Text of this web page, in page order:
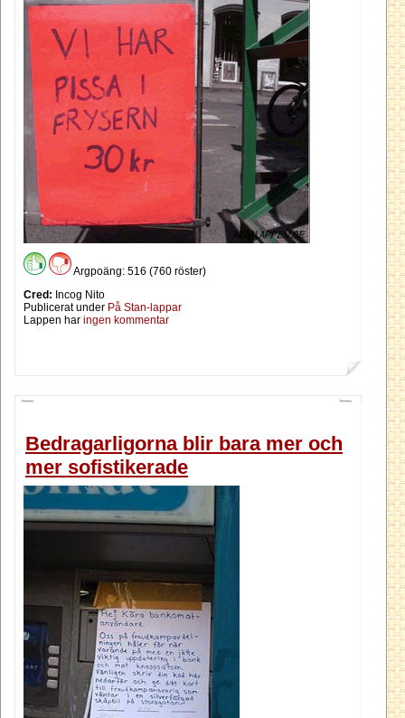
Argpoäng: 516 (760 röster)
Cred: Incog Nito
Publicerat under På Stan-lappar
Lappen har ingen kommentar
Bedragarligorna blir bara mer och
mer sofistikerade